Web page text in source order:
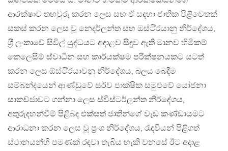
ආරක්ෂාව තහවුරු කරන ලෙස සහ ඒ සඳහා ජාතික පිළිවෙතක්
සකස් කරන ලෙස වූ නෙදර්ලන්ත සහ ඔස්ටි‍්‍රයානු නිර්දේශය,
ශ‍්‍රී ලංකාවේ සිවිල් යුද්ධයට අදාළව සිදුව ඇති මානව හිමිකම්
කෙලෙසීම් ස්වාධීන සහ කාර්යක්ෂම පරික්ෂනයකට යටත්
කරන ලෙස ඕස්ටි‍්‍රයාවනු නිර්දේශය, බලය බෙදීම
සම්බන්දයෙන් ආණ්ඩුවේ සර්ව පාක්ෂික සමුළුවේ යෝජනා
සාකච්ජාවට ගන්නා ලෙස ස්විස්ටර්ලන්ත නිර්දේශය,
අතුරුදහන්වීම් පිළිබද එක්සත් ජාතින්ගේ වැඩ කණ්ඩායමට
ආරාධනා කරන ලෙස වූ ප‍්‍රංශ නිර්දේශය, රැඳවියන් පිළිගත්
ස්ථානයන්හි පමණක් රඳවා තැබිය හැකි වනසේ ඊට අදාළ